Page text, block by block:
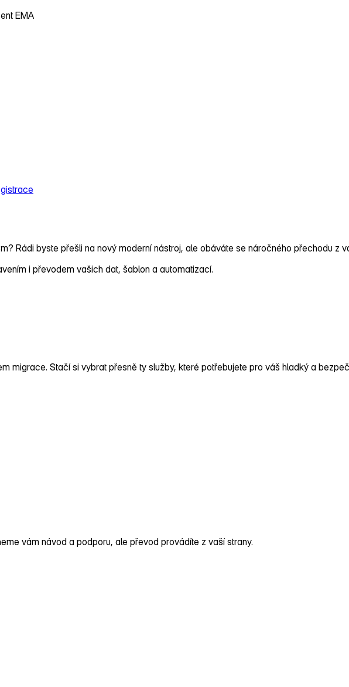
EMA
Rádi byste přešli na nový moderní nástroj, ale obáváte se náročného přechodu z
i převodem vašich dat, šablon a automatizací.
migrace. Stačí si vybrat přesně ty služby, které potřebujete pro váš hladký a
vám návod a podporu, ale převod provádíte z vaší strany.